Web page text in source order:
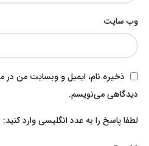
وب‌ سایت
ذخیره نام، ایمیل و وبسایت من در
دیدگاهی می‌نویسم.
لطفا پاسخ را به عدد انگلیسی وارد کنید: